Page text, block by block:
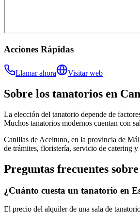
Acciones Rápidas
Llamar ahora Visitar web
Sobre los tanatorios en
La elección del tanatorio depende de
Muchos tanatorios modernos cuentan con
Canillas de Aceituno, en la provincia de
de trámites, floristería, servicio de catering
Preguntas frecuentes sobre
¿Cuánto cuesta un tanatorio en
El precio del alquiler de una sala de